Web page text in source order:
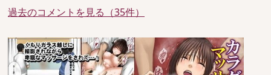
過去のコメントを見る（35件）